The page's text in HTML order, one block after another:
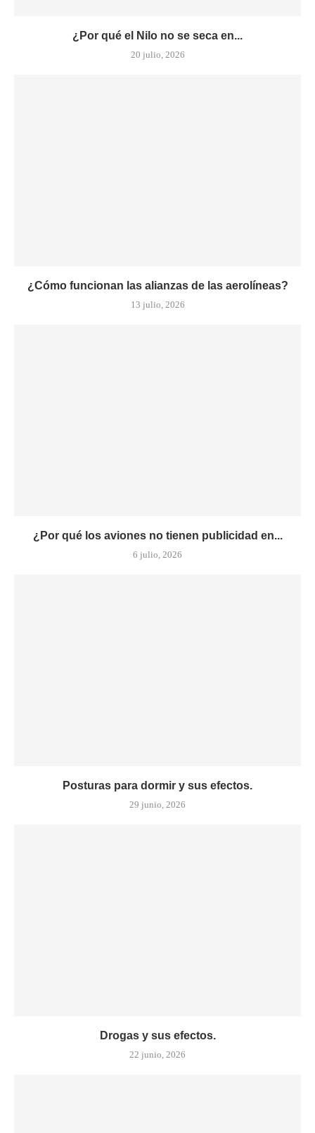
¿Por qué el Nilo no se seca en...
20 julio, 2026
¿Cómo funcionan las alianzas de las aerolíneas?
13 julio, 2026
¿Por qué los aviones no tienen publicidad en...
6 julio, 2026
Posturas para dormir y sus efectos.
29 junio, 2026
Drogas y sus efectos.
22 junio, 2026